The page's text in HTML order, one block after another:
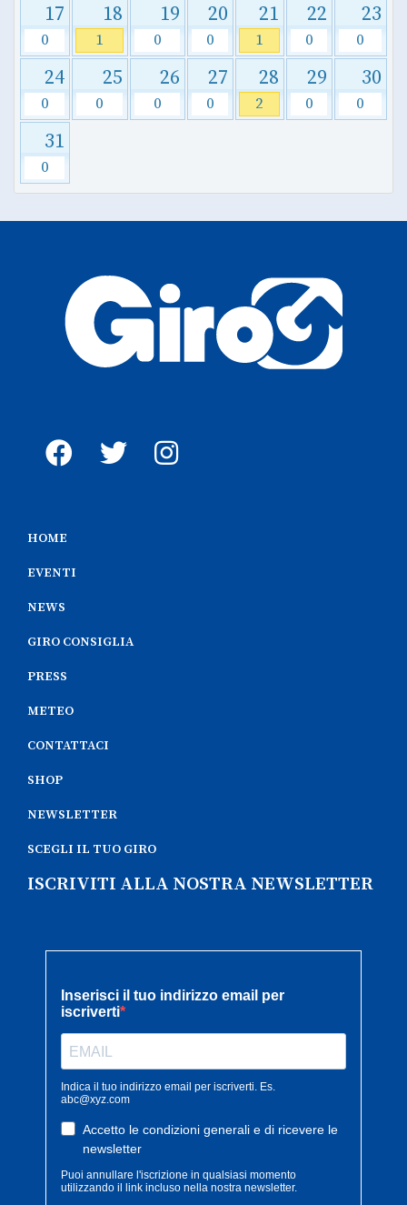
17
0
18
1
19
0
20
0
21
1
22
0
23
0
24
0
25
0
26
0
27
0
28
2
29
0
30
0
31
0
HOME
EVENTI
NEWS
GIRO CONSIGLIA
PRESS
METEO
CONTATTACI
SHOP
NEWSLETTER
SCEGLI IL TUO GIRO
ISCRIVITI ALLA NOSTRA NEWSLETTER